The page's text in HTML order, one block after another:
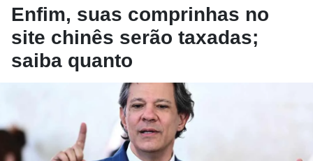
Enfim, suas comprinhas no
site chinês serão taxadas;
saiba quanto